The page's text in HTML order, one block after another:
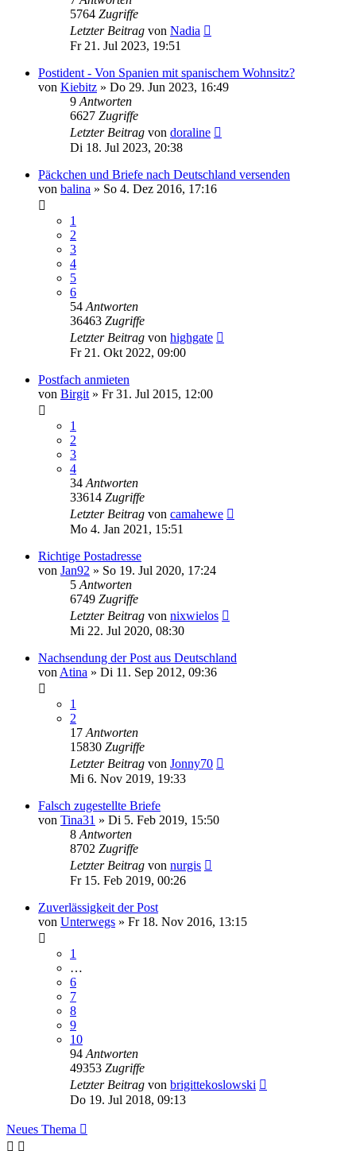
5764 Zugriffe
Letzter Beitrag von Nadia
Fr 21. Jul 2023, 19:51
Postident - Von Spanien mit spanischem Wohnsitz?
von Kiebitz » Do 29. Jun 2023, 16:49
9 Antworten
6627 Zugriffe
Letzter Beitrag von doraline
Di 18. Jul 2023, 20:38
Päckchen und Briefe nach Deutschland versenden
von balina » So 4. Dez 2016, 17:16
1
2
3
4
5
6
54 Antworten
36463 Zugriffe
Letzter Beitrag von highgate
Fr 21. Okt 2022, 09:00
Postfach anmieten
von Birgit » Fr 31. Jul 2015, 12:00
1
2
3
4
34 Antworten
33614 Zugriffe
Letzter Beitrag von camahewe
Mo 4. Jan 2021, 15:51
Richtige Postadresse
von Jan92 » So 19. Jul 2020, 17:24
5 Antworten
6749 Zugriffe
Letzter Beitrag von nixwielos
Mi 22. Jul 2020, 08:30
Nachsendung der Post aus Deutschland
von Atina » Di 11. Sep 2012, 09:36
1
2
17 Antworten
15830 Zugriffe
Letzter Beitrag von Jonny70
Mi 6. Nov 2019, 19:33
Falsch zugestellte Briefe
von Tina31 » Di 5. Feb 2019, 15:50
8 Antworten
8702 Zugriffe
Letzter Beitrag von nurgis
Fr 15. Feb 2019, 00:26
Zuverlässigkeit der Post
von Unterwegs » Fr 18. Nov 2016, 13:15
1
…
6
7
8
9
10
94 Antworten
49353 Zugriffe
Letzter Beitrag von brigittekoslowski
Do 19. Jul 2018, 09:13
Neues Thema